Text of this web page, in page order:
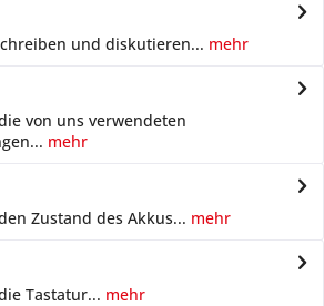
und diskutieren... mehr
von uns verwendeten
mehr
Zustand des Akkus... mehr
Tastatur... mehr